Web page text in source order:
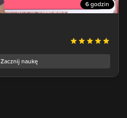
6 godzin
Zacznij naukę